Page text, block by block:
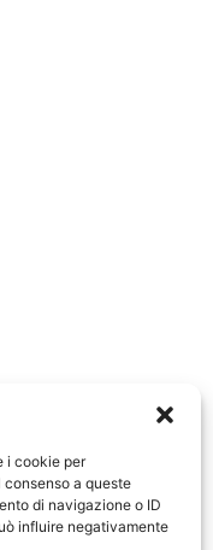
i cookie per
a queste
di navigazione o ID
influire negativamente